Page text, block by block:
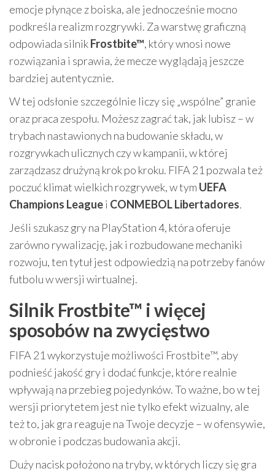
emocje płynące z boiska, ale jednocześnie mocno
podkreśla realizm rozgrywki. Za warstwę graficzną
odpowiada silnikFrostbite™, który wnosi nowe
rozwiązania i sprawia, że mecze wyglądają jeszcze
bardziej autentycznie.
W tej odsłonie szczególnie liczy się „wspólne” granie
oraz praca zespołu. Możesz zagrać tak, jak lubisz – w
trybach nastawionych na budowanie składu, w
rozgrywkach ulicznych czy w kampanii, w której
zarządzasz drużyną krok po kroku. FIFA 21 pozwala też
poczuć klimat wielkich rozgrywek, w tym UEFA
Champions Leaguei CONMEBOL Libertadores.
Jeśli szukasz gry na PlayStation 4, która oferuje
zarówno rywalizację, jak i rozbudowane mechaniki
rozwoju, ten tytuł jest odpowiedzią na potrzeby fanów
futbolu w wersji wirtualnej.
Silnik Frostbite™ i więcej
sposobów na zwycięstwo
FIFA 21 wykorzystuje możliwości Frostbite™, aby
podnieść jakość gry i dodać funkcje, które realnie
wpływają na przebieg pojedynków. To ważne, bo w tej
wersji priorytetem jest nie tylko efekt wizualny, ale
też to, jak gra reaguje na Twoje decyzje – w ofensywie,
w obronie i podczas budowania akcji.
Duży nacisk położono na tryby, w których liczy się gra